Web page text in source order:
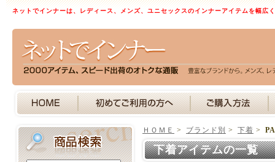
ネットでインナーは、レディース、メンズ、ユニセックスのインナーアイテムを幅広
ＨＯＭＥ > ブランド別 > 下着 >
下着アイテムの一覧